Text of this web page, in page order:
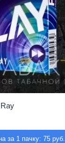
за 1 пачку: 75 руб.